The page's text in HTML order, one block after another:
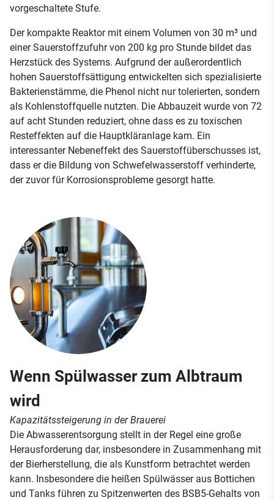
vorgeschaltete Stufe.
Der kompakte Reaktor mit einem Volumen von 30 m³ und
einer Sauerstoffzufuhr von 200 kg pro Stunde bildet das
Herzstück des Systems. Aufgrund der außerordentlich
hohen Sauerstoffsättigung entwickelten sich spezialisierte
Bakterienstämme, die Phenol nicht nur tolerierten, sondern
als Kohlenstoffquelle nutzten. Die Abbauzeit wurde von 72
auf acht Stunden reduziert, ohne dass es zu toxischen
Resteffekten auf die Hauptkläranlage kam. Ein
interessanter Nebeneffekt des Sauerstoffüberschusses ist,
dass er die Bildung von Schwefelwasserstoff verhinderte,
der zuvor für Korrosionsprobleme gesorgt hatte.
Wenn Spülwasser zum Albtraum
wird
Kapazitätssteigerung in der Brauerei
Die Abwasserentsorgung stellt in der Regel eine große
Herausforderung dar, insbesondere in Zusammenhang mit
der Bierherstellung, die als Kunstform betrachtet werden
kann. Insbesondere die heißen Spülwässer aus Bottichen
und Tanks führen zu Spitzenwerten des BSB5-Gehalts von